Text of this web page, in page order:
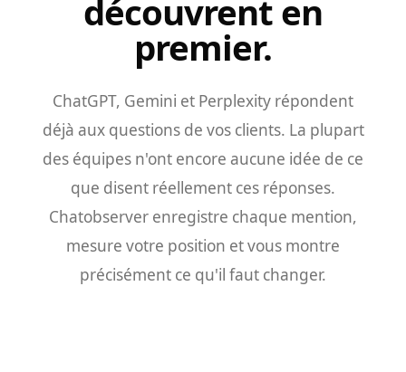
découvrent en
premier.
ChatGPT, Gemini et Perplexity répondent
déjà aux questions de vos clients. La plupart
des équipes n'ont encore aucune idée de ce
que disent réellement ces réponses.
Chatobserver enregistre chaque mention,
mesure votre position et vous montre
précisément ce qu'il faut changer.